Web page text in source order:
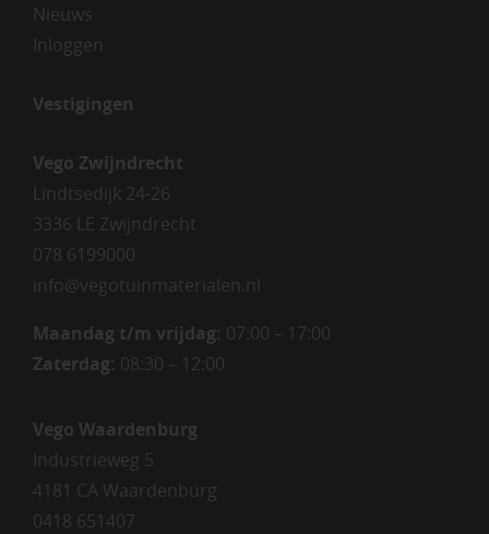
Nieuws
Inloggen
Vestigingen
Vego Zwijndrecht
Lindtsedijk 24-26
3336 LE Zwijndrecht
078 6199000
info@vegotuinmaterialen.nl
Maandag t/m vrijdag: 07:00 – 17:00
Zaterdag: 08:30 – 12:00
Vego Waardenburg
Industrieweg 5
4181 CA Waardenburg
0418 651407